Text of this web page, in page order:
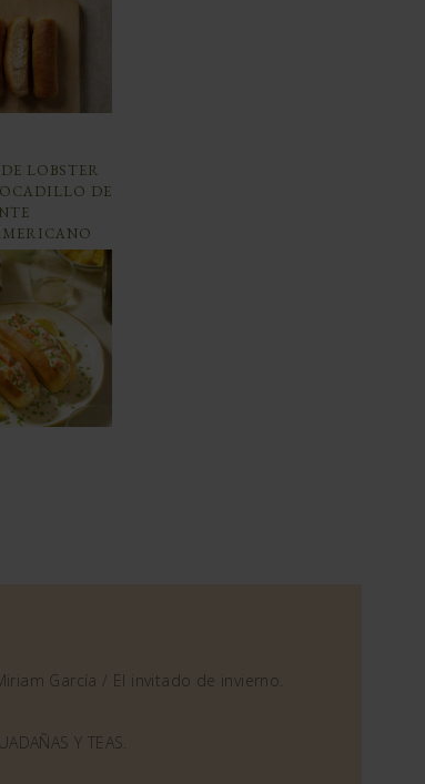
LOBSTER
DE
García / El invitado de invierno.
Y TEAS.